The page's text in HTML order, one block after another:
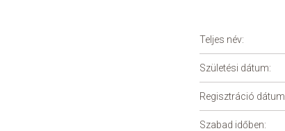
Teljes név:
Születési dátum:
Regisztráció
Szabad időben: